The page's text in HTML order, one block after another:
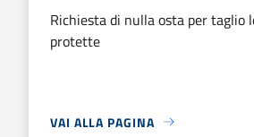
Richiesta di nulla osta per taglio
protette
VAI ALLA PAGINA